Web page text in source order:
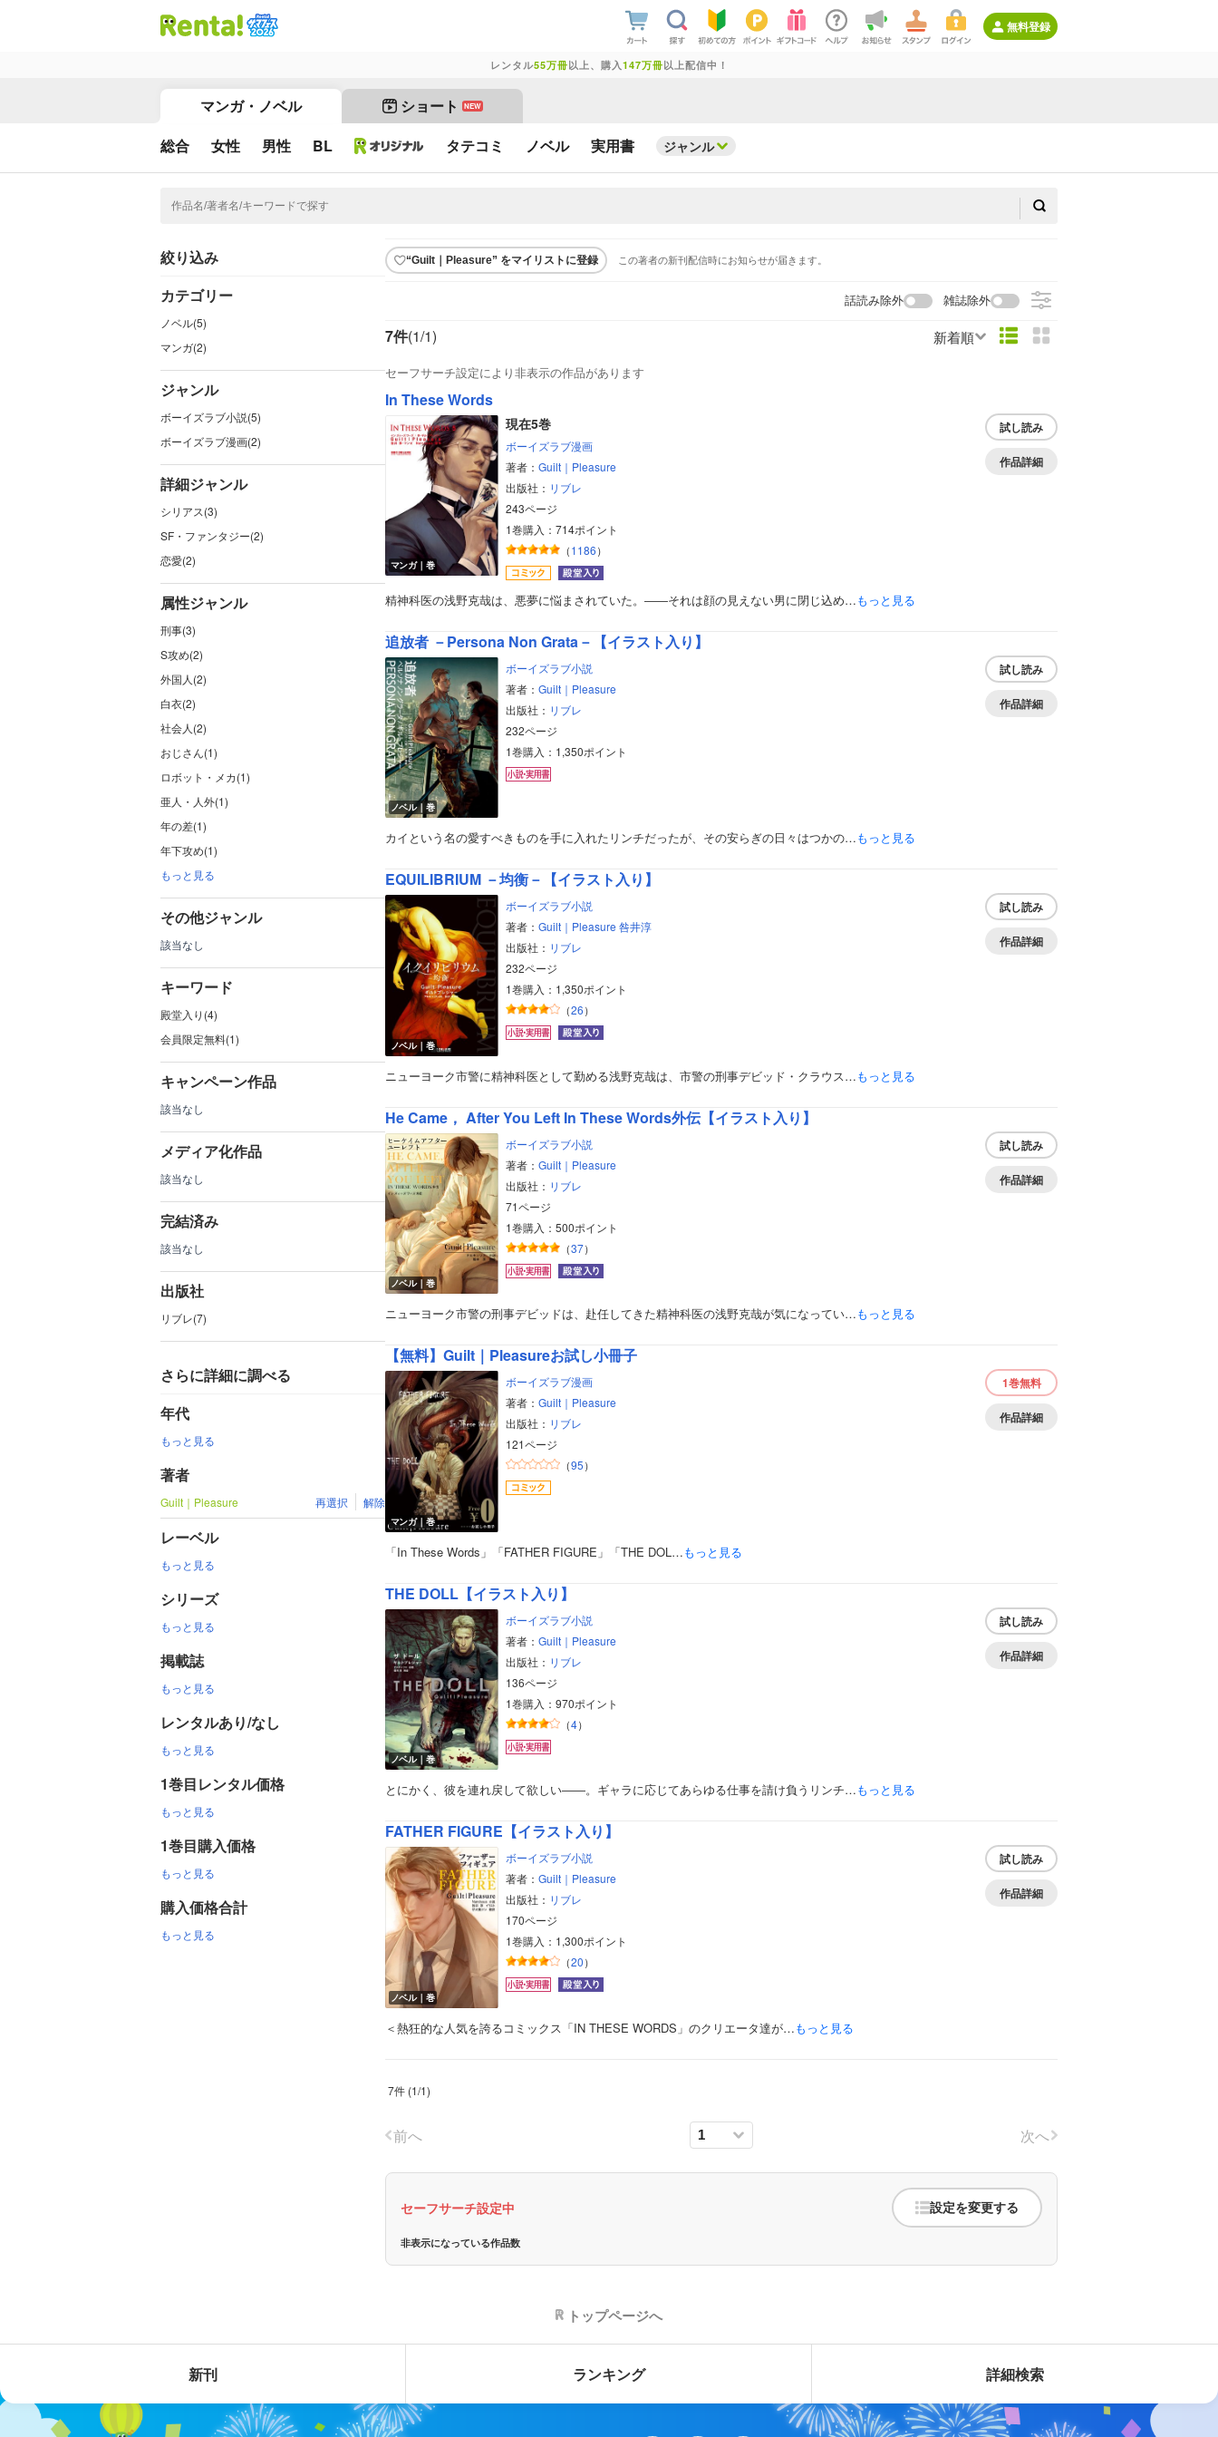
無料登録
レンタル55万冊以上、購入 147万冊以上配信中！
マンガ・ノベル ショート NEW
総合 女性 男性 BL タテコミ ノベル 実用書 ジャンル
絞り込み
カテゴリー
ノベル(5)
マンガ(2)
ジャンル
ボーイズラブ小説(5)
ボーイズラブ漫画(2)
詳細ジャンル
シリアス(3)
SF・ファンタジー(2)
恋愛(2)
属性ジャンル
刑事(3)
S攻め(2)
外国人(2)
白衣(2)
社会人(2)
おじさん(1)
ロボット・メカ(1)
亜人・人外(1)
年の差(1)
年下攻め(1)
もっと見る
その他ジャンル
該当なし
キーワード
殿堂入り(4)
会員限定無料(1)
キャンペーン作品
該当なし
メディア化作品
該当なし
完結済み
該当なし
出版社
リブレ(7)
さらに詳細に調べる
年代
もっと見る
著者
Guilt｜Pleasure 再選択 解除
レーベル
もっと見る
シリーズ
もっと見る
掲載誌
もっと見る
レンタルあり/なし
もっと見る
1巻目レンタル価格
もっと見る
1巻目購入価格
もっと見る
購入価格合計
もっと見る
“Guilt｜Pleasure” をマイリストに登録 この著者の新刊配信時にお知らせが届きます。
話読み除外 雑誌除外
7件(1/1) 新着順
セーフサーチ設定により非表示の作品があります
ボーイズラブ
美女・美少女
女性写真集
In These Words
マンガ｜巻
現在5巻
ボーイズラブ漫画
著者： Guilt｜Pleasure
出版社： リブレ
243ページ
1巻購入：714ポイント
（1186）
試し読み
作品詳細
精神科医の浅野克哉は、悪夢に悩まされていた。――それは顔の見えない男に閉じ込め…もっと見る
追放者 －Persona Non Grata－【イラスト入り】
ノベル｜巻
ボーイズラブ小説
著者： Guilt｜Pleasure
出版社： リブレ
232ページ
1巻購入：1,350ポイント
試し読み
作品詳細
カイという名の愛すべきものを手に入れたリンチだったが、その安らぎの日々はつかの…もっと見る
EQUILIBRIUM －均衡－【イラスト入り】
ノベル｜巻
ボーイズラブ小説
著者： Guilt｜Pleasure 咎井淳
出版社： リブレ
232ページ
1巻購入：1,350ポイント
（26）
試し読み
作品詳細
ニューヨーク市警に精神科医として勤める浅野克哉は、市警の刑事デビッド・クラウス…もっと見る
He Came， After You Left In These Words外伝【イラスト入り】
ノベル｜巻
ボーイズラブ小説
著者： Guilt｜Pleasure
出版社： リブレ
71ページ
1巻購入：500ポイント
（37）
試し読み
作品詳細
ニューヨーク市警の刑事デビッドは、赴任してきた精神科医の浅野克哉が気になってい…もっと見る
【無料】Guilt｜Pleasureお試し小冊子
マンガ｜巻
ボーイズラブ漫画
著者： Guilt｜Pleasure
出版社： リブレ
121ページ
（95）
1巻無料
作品詳細
「In These Words」「FATHER FIGURE」「THE DOL…もっと見る
THE DOLL【イラスト入り】
ノベル｜巻
ボーイズラブ小説
著者： Guilt｜Pleasure
出版社： リブレ
136ページ
1巻購入：970ポイント
（4）
試し読み
作品詳細
とにかく、彼を連れ戻して欲しい――。ギャラに応じてあらゆる仕事を請け負うリンチ…もっと見る
FATHER FIGURE【イラスト入り】
ノベル｜巻
ボーイズラブ小説
著者： Guilt｜Pleasure
出版社： リブレ
170ページ
1巻購入：1,300ポイント
（20）
試し読み
作品詳細
＜熱狂的な人気を誇るコミックス「IN THESE WORDS」のクリエータ達が…もっと見る
7件 (1/1)
前へ 次へ
セーフサーチ設定中 設定を変更する
非表示になっている作品数
トップページへ
新刊 ランキング 詳細検索